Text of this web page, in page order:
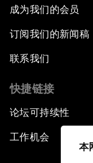
本
成为我们的会员
订阅我们的新闻稿
联系我们
快捷链接
论坛可持续性
工作机会